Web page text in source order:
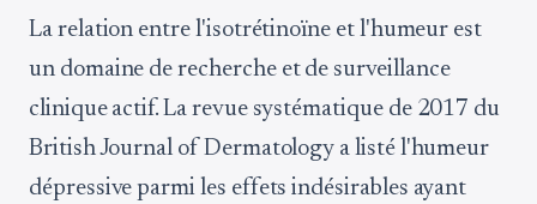
La relation entre l'isotrétinoïne et l'humeur est
un domaine de recherche et de surveillance
clinique actif. La revue systématique de 2017 du
British Journal of Dermatology a listé l'humeur
dépressive parmi les effets indésirables ayant